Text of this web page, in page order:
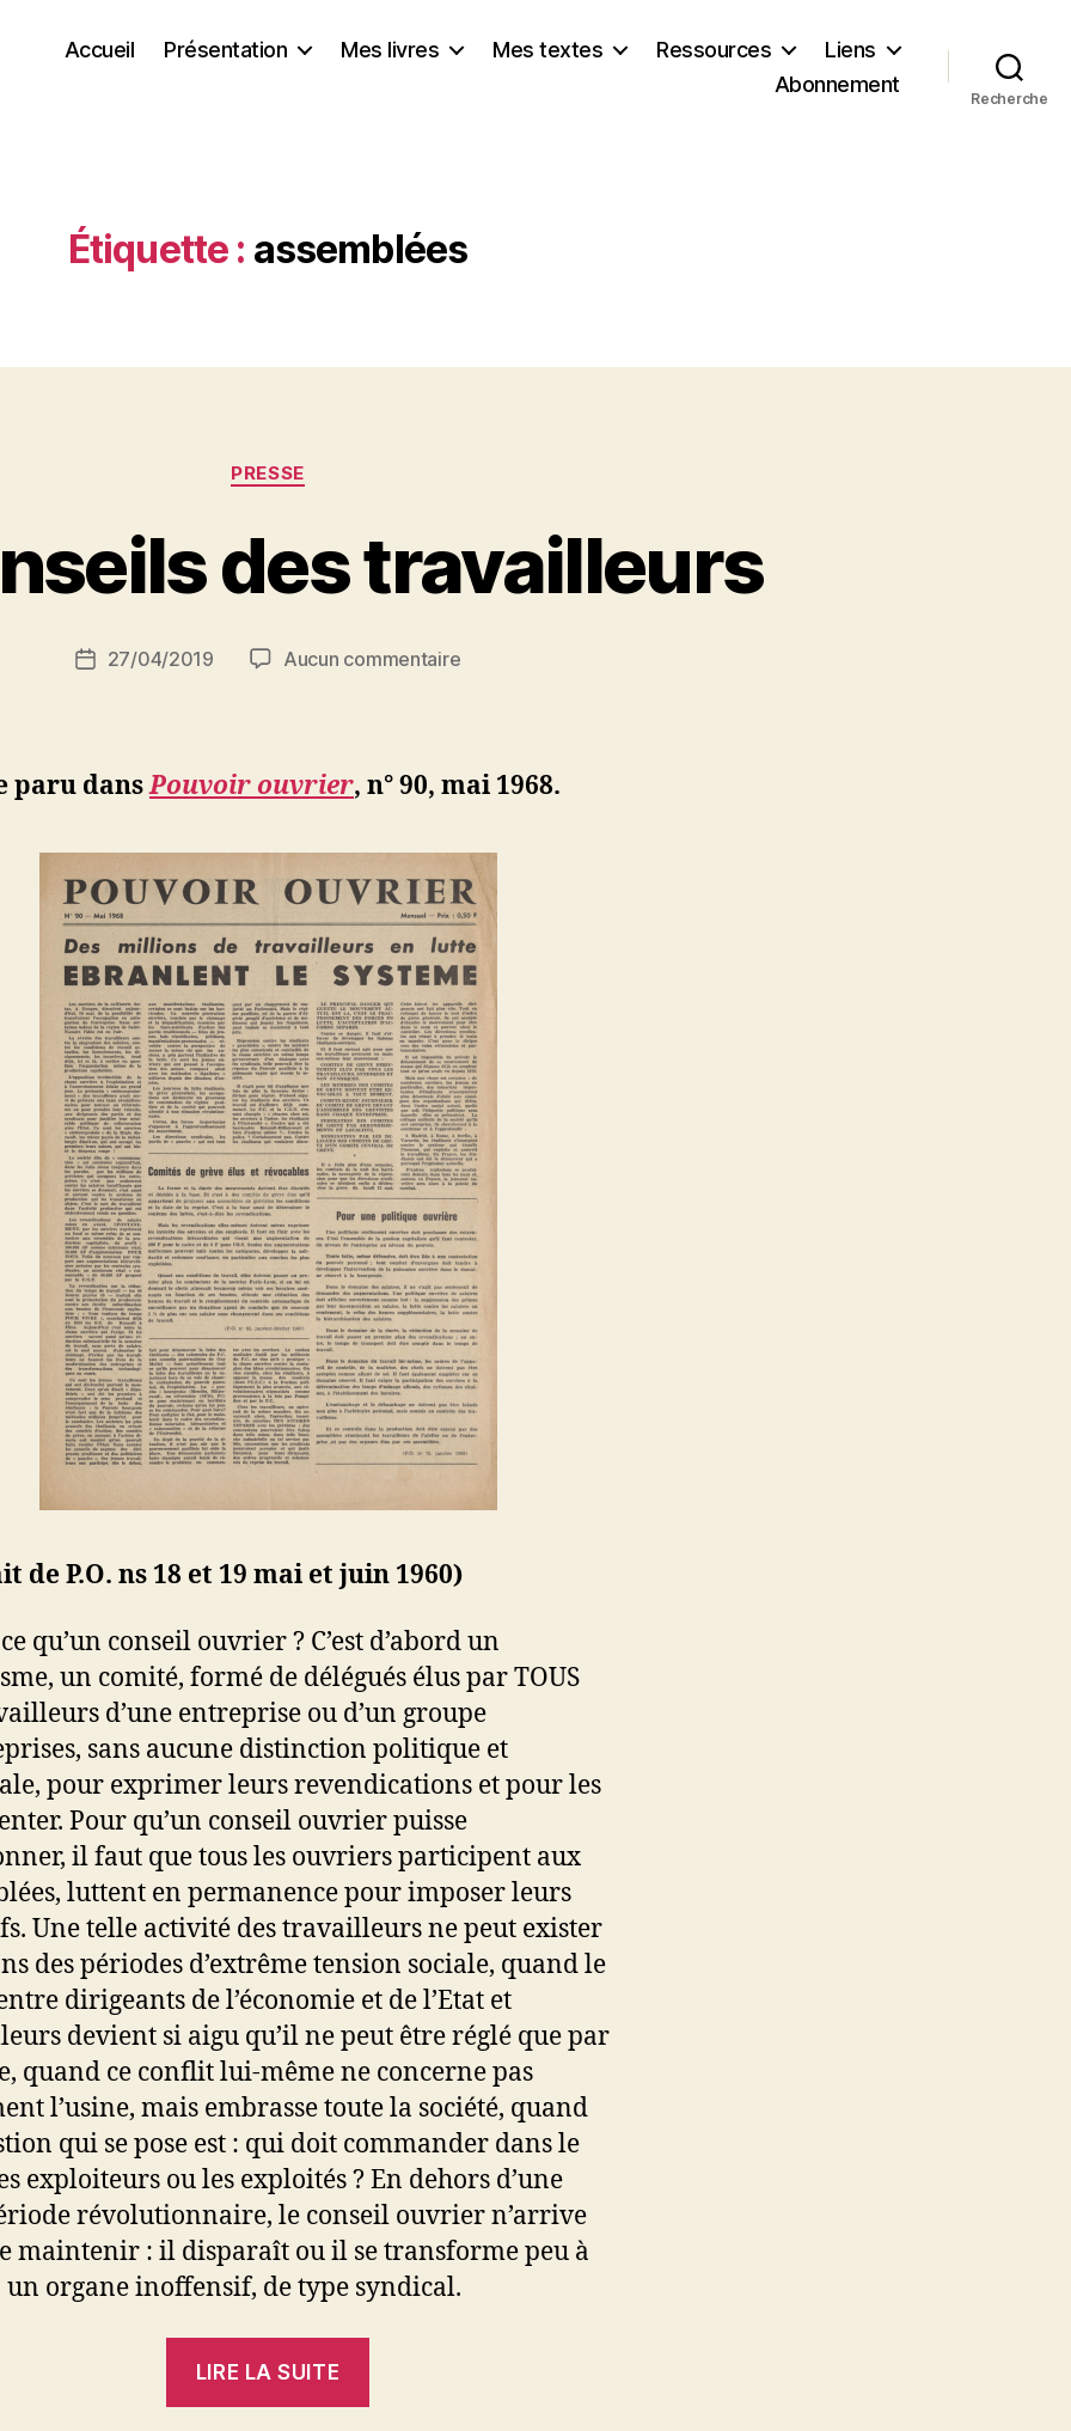
Accueil Présentation Mes livres Mes textes Ressources
Liens
Abonnement
Recherche
Étiquette : assemblées
Catégories
PRESSE
des travailleurs
r
S
N
b
Date27/04/2019 Aucun commentairesur
travailleurs
paru dansPouvoir ouvrier, n° 90, mai 1968.
de P.O. ns 18 et 19 mai et juin 1960)
ce qu’un conseil ouvrier ? C’est d’abord un
un comité, formé de délégués élus par TOUS
d’une entreprise ou d’un groupe
sans aucune distinction politique et
pour exprimer leurs revendications et pour les
Pour qu’un conseil ouvrier puisse
il faut que tous les ouvriers participent aux
luttent en permanence pour imposer leurs
Une telle activité des travailleurs ne peut exister
des périodes d’extrême tension sociale, quand le
dirigeants de l’économie et de l’Etat et
devient si aigu qu’il ne peut être réglé que par
quand ce conflit lui-même ne concerne pas
l’usine, mais embrasse toute la société, quand
qui se pose est : qui doit commander dans le
exploiteurs ou les exploités ? En dehors d’une
révolutionnaire, le conseil ouvrier n’arrive
maintenir : il disparaît ou il se transforme peu à
un organe inoffensif, de type syndical.
LIRE LA SUITE